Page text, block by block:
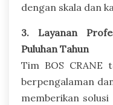
dengan skala dan
3. Layanan
Puluhan Tahun
Tim BOS
berpengalaman
memberikan